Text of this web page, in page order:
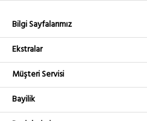
Bilgi Sayfalarımız
Ekstralar
Müşteri Servisi
Bayilik